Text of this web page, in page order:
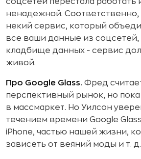
ненадежной.
некий сервис, который
все ваши данные из соцсетей,
кладбище данных - сервис
живой.
Про Google Glass. Фред
перспективный рынок, но
в массмаркет. Но Уилсон
течением времени Google
iPhone, частью нашей жизни,
зависеть от веяний моды и т. д.